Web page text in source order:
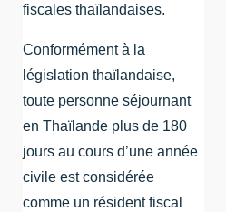
fiscales thaïlandaises.
Conformément à la
législation thaïlandaise,
toute personne séjournant
en Thaïlande plus de 180
jours au cours d’une année
civile est considérée
comme un résident fiscal